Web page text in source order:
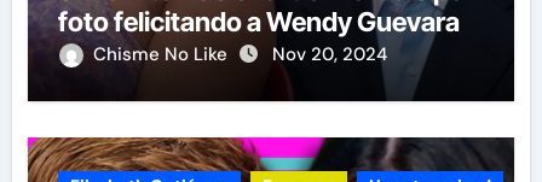
foto felicitando a Wendy Guevara
Chisme No Like Nov 20, 2024